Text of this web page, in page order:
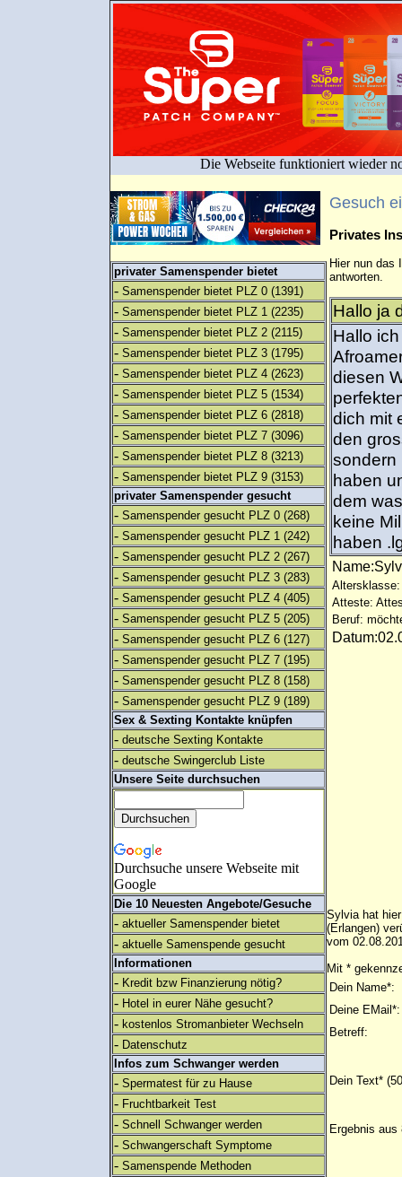
Die Webseite funktioniert wieder
privater Samenspender bietet
- Samenspender bietet PLZ 0 (1391)
- Samenspender bietet PLZ 1 (2235)
- Samenspender bietet PLZ 2 (2115)
- Samenspender bietet PLZ 3 (1795)
- Samenspender bietet PLZ 4 (2623)
- Samenspender bietet PLZ 5 (1534)
- Samenspender bietet PLZ 6 (2818)
- Samenspender bietet PLZ 7 (3096)
- Samenspender bietet PLZ 8 (3213)
- Samenspender bietet PLZ 9 (3153)
privater Samenspender gesucht
- Samenspender gesucht PLZ 0 (268)
- Samenspender gesucht PLZ 1 (242)
- Samenspender gesucht PLZ 2 (267)
- Samenspender gesucht PLZ 3 (283)
- Samenspender gesucht PLZ 4 (405)
- Samenspender gesucht PLZ 5 (205)
- Samenspender gesucht PLZ 6 (127)
- Samenspender gesucht PLZ 7 (195)
- Samenspender gesucht PLZ 8 (158)
- Samenspender gesucht PLZ 9 (189)
Sex & Sexting Kontakte knüpfen
- deutsche Sexting Kontakte
- deutsche Swingerclub Liste
Unsere Seite durchsuchen
Durchsuche unsere Webseite mit
Google
Die 10 Neuesten Angebote/Gesuche
- aktueller Samenspender bietet
- aktuelle Samenspende gesucht
Informationen
- Kredit bzw Finanzierung nötig?
- Hotel in eurer Nähe gesucht?
- kostenlos Stromanbieter Wechseln
- Datenschutz
Infos zum Schwanger werden
- Spermatest für zu Hause
- Fruchtbarkeit Test
- Schnell Schwanger werden
- Schwangerschaft Symptome
- Samenspende Methoden
Gesuch
Privates
Hier nun das
antworten.
Hallo ja
Hallo
diesen
dich mit
den
sondern
haben
dem
keine
haben
Atteste:
Beruf:
Sylvia hat
(Erlangen)
vom
Mit *
Dein Name*:
Deine EMail*:
Betreff:
Dein Text*
Ergebnis aus